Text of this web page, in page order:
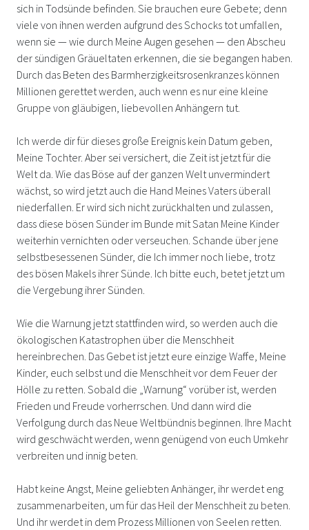
sich in Todsünde befinden. Sie brauchen eure Gebete; denn
viele von ihnen werden aufgrund des Schocks tot umfallen,
wenn sie — wie durch Meine Augen gesehen — den Abscheu
der sündigen Gräueltaten erkennen, die sie begangen haben.
Durch das Beten des Barmherzigkeitsrosenkranzes können
Millionen gerettet werden, auch wenn es nur eine kleine
Gruppe von gläubigen, liebevollen Anhängern tut.
Ich werde dir für dieses große Ereignis kein Datum geben,
Meine Tochter. Aber sei versichert, die Zeit ist jetzt für die
Welt da. Wie das Böse auf der ganzen Welt unvermindert
wächst, so wird jetzt auch die Hand Meines Vaters überall
niederfallen. Er wird sich nicht zurückhalten und zulassen,
dass diese bösen Sünder im Bunde mit Satan Meine Kinder
weiterhin vernichten oder verseuchen. Schande über jene
selbstbesessenen Sünder, die Ich immer noch liebe, trotz
des bösen Makels ihrer Sünde. Ich bitte euch, betet jetzt um
die Vergebung ihrer Sünden.
Wie die Warnung jetzt stattfinden wird, so werden auch die
ökologischen Katastrophen über die Menschheit
hereinbrechen. Das Gebet ist jetzt eure einzige Waffe, Meine
Kinder, euch selbst und die Menschheit vor dem Feuer der
Hölle zu retten. Sobald die „Warnung“ vorüber ist, werden
Frieden und Freude vorherrschen. Und dann wird die
Verfolgung durch das Neue Weltbündnis beginnen. Ihre Macht
wird geschwächt werden, wenn genügend von euch Umkehr
verbreiten und innig beten.
Habt keine Angst, Meine geliebten Anhänger, ihr werdet eng
zusammenarbeiten, um für das Heil der Menschheit zu beten.
Und ihr werdet in dem Prozess Millionen von Seelen retten.